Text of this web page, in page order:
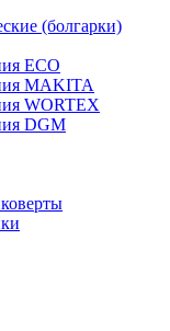
(болгарки)
ECO
MAKITA
WORTEX
DGM